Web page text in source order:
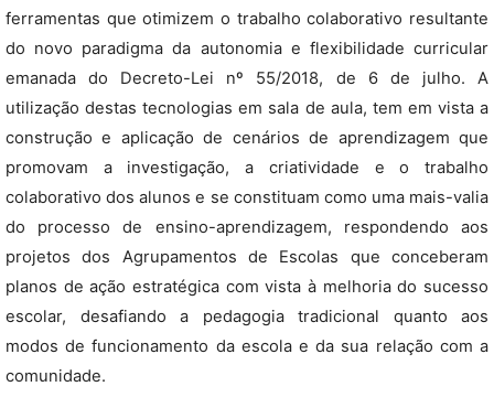
ferramentas que otimizem o trabalho colaborativo resultante
do novo paradigma da autonomia e flexibilidade curricular
emanada do Decreto-Lei nº 55/2018, de 6 de julho. A
utilização destas tecnologias em sala de aula, tem em vista a
construção e aplicação de cenários de aprendizagem que
promovam a investigação, a criatividade e o trabalho
colaborativo dos alunos e se constituam como uma mais-valia
do processo de ensino-aprendizagem, respondendo aos
projetos dos Agrupamentos de Escolas que conceberam
planos de ação estratégica com vista à melhoria do sucesso
escolar, desafiando a pedagogia tradicional quanto aos
modos de funcionamento da escola e da sua relação com a
comunidade.